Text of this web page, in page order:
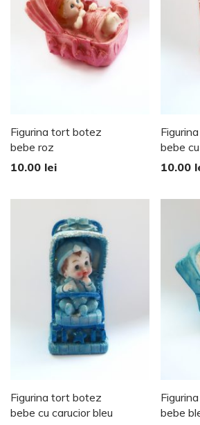
Figurina tort botez
bebe roz
10.00 lei
bebe
10.00
Figurina tort botez
bebe cu carucior bleu
bebe